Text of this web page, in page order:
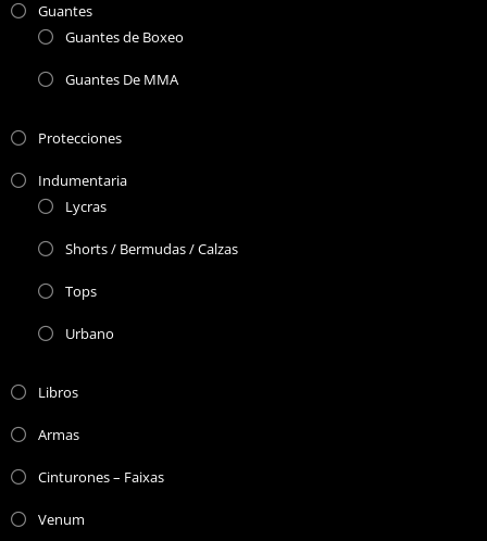
Guantes
Guantes de Boxeo
Guantes De MMA
Protecciones
Indumentaria
Lycras
Shorts / Bermudas / Calzas
Tops
Urbano
Libros
Armas
Cinturones – Faixas
Venum